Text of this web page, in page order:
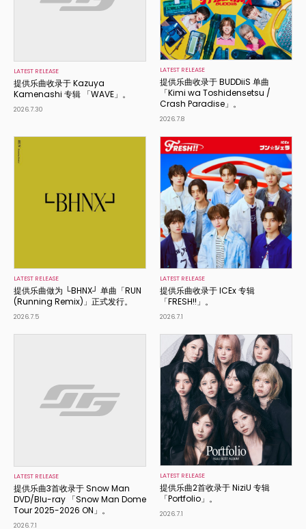
LATEST RELEASE
提供乐曲收录于 Kazuya
Kamenashi 专辑 「WAVE」。
2026.7.30
LATEST RELEASE
提供乐曲收录于 BUDDiiS 单曲
「Kimi wa Toshidensetsu /
Crash Paradise」。
2026.7.8
LATEST RELEASE
提供乐曲做为 └BHNX┘ 单曲「RUN
(Running Remix)」正式发行。
2026.7.5
LATEST RELEASE
提供乐曲收录于 ICEx 专辑
「FRESH!!」。
2026.7.1
LATEST RELEASE
提供乐曲3首收录于 Snow Man
DVD/Blu-ray 「Snow Man Dome
Tour 2025-2026 ON」。
2026.7.1
LATEST RELEASE
提供乐曲2首收录于 NiziU 专辑
「Portfolio」。
2026.7.1